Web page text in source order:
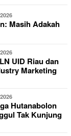
Masih Adakah
UID Riau dan
Marketing
Hutanabolon
Tak Kunjung